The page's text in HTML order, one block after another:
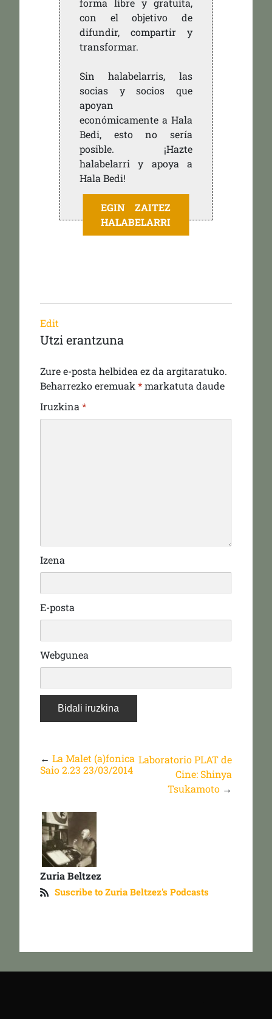
forma libre y gratuita,
con el objetivo de
difundir, compartir y
transformar.
Sin halabelarris, las
socias y socios que
apoyan
económicamente a Hala
Bedi, esto no sería
posible. ¡Hazte
halabelarri y apoya a
Hala Bedi!
EGIN ZAITEZ
HALABELARRI
Edit
Utzi erantzuna
Zure e-posta helbidea ez da argitaratuko.
Beharrezko eremuak *markatuta daude
Iruzkina *
Izena
E-posta
Webgunea
← La Malet (a)fonica
Saio 2.23 23/03/2014
Laboratorio PLAT de
Cine: Shinya
Tsukamoto →
Zuria Beltzez
Suscribe to Zuria Beltzez's Podcasts